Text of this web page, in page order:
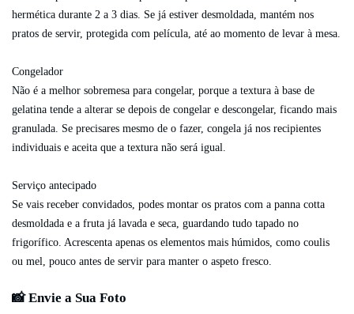
hermética durante 2 a 3 dias. Se já estiver desmoldada, mantém nos
pratos de servir, protegida com película, até ao momento de levar à mesa.
Congelador
Não é a melhor sobremesa para congelar, porque a textura à base de
gelatina tende a alterar se depois de congelar e descongelar, ficando mais
granulada. Se precisares mesmo de o fazer, congela já nos recipientes
individuais e aceita que a textura não será igual.
Serviço antecipado
Se vais receber convidados, podes montar os pratos com a panna cotta
desmoldada e a fruta já lavada e seca, guardando tudo tapado no
frigorífico. Acrescenta apenas os elementos mais húmidos, como coulis
ou mel, pouco antes de servir para manter o aspeto fresco.
📸 Envie a Sua Foto